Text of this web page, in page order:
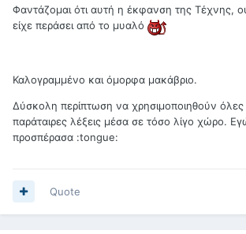
Φαντάζομαι ότι αυτή η έκφανση της Τέχνης,
είχε περάσει από το μυαλό
Καλογραμμένο και όμορφα μακάβριο.
Δύσκολη περίπτωση να χρησιμοποιηθούν όλες
παράταιρες λέξεις μέσα σε τόσο λίγο χώρο.
προσπέρασα :tongue:
Quote